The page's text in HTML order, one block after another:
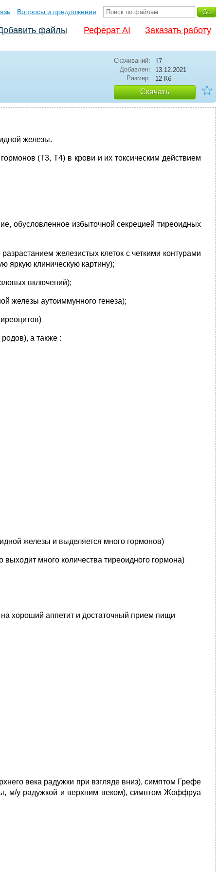
Вопросы и предложения
файлы Реферат AI Заказать работу
Скачиваний:
17
Добавлен:
13.12.2021
Размер:
12 Кб
Скачать ☆
железы.
(Т3, Т4) в крови и их токсическим действием
обусловленное избыточной секрецией тиреоидных
железистых клеток с четкими контурами
яркую клиническую картину);
включений);
железы аутоиммунного генеза);
а также :
железы и выделяется много гормонов)
много количества тиреоидного гормона)
хороший аппетит и достаточный прием пищи
века радужки при взгляде вниз), симптом Грефе
м/у радужкой и верхним веком), симптом Жоффруа